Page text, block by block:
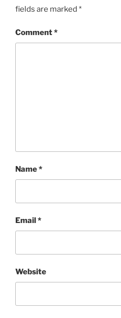
fields are marked *
Comment*
Name*
Email *
Website